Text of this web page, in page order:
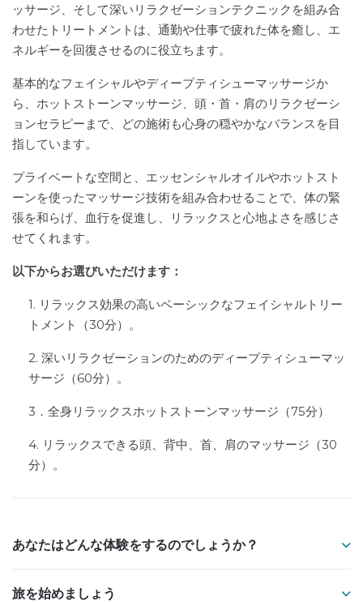
ッサージ、そして深いリラクゼーションテクニックを組み合
わせたトリートメントは、通勤や仕事で疲れた体を癒し、エ
ネルギーを回復させるのに役立ちます。
基本的なフェイシャルやディープティシューマッサージか
ら、ホットストーンマッサージ、頭・首・肩のリラクゼーシ
ョンセラピーまで、どの施術も心身の穏やかなバランスを目
指しています。
プライベートな空間と、エッセンシャルオイルやホットスト
ーンを使ったマッサージ技術を組み合わせることで、体の緊
張を和らげ、血行を促進し、リラックスと心地よさを感じさ
せてくれます。
以下からお選びいただけます：
1. リラックス効果の高いベーシックなフェイシャルトリー
トメント（30分）。
2. 深いリラクゼーションのためのディープティシューマッ
サージ（60分）。
3．全身リラックスホットストーンマッサージ（75分）
4. リラックスできる頭、背中、首、肩のマッサージ（30
分）。
あなたはどんな体験をするのでしょうか？
旅を始めましょう